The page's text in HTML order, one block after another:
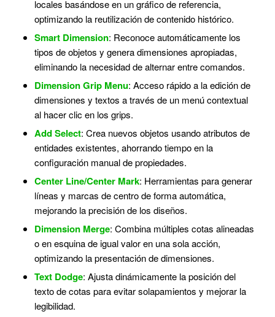
locales basándose en un gráfico de referencia,
optimizando la reutilización de contenido histórico.
Smart Dimension: Reconoce automáticamente los
tipos de objetos y genera dimensiones apropiadas,
eliminando la necesidad de alternar entre comandos.
Dimension Grip Menu: Acceso rápido a la edición de
dimensiones y textos a través de un menú contextual
al hacer clic en los grips.
Add Select: Crea nuevos objetos usando atributos de
entidades existentes, ahorrando tiempo en la
configuración manual de propiedades.
Center Line/Center Mark: Herramientas para generar
líneas y marcas de centro de forma automática,
mejorando la precisión de los diseños.
Dimension Merge: Combina múltiples cotas alineadas
o en esquina de igual valor en una sola acción,
optimizando la presentación de dimensiones.
Text Dodge: Ajusta dinámicamente la posición del
texto de cotas para evitar solapamientos y mejorar la
legibilidad.